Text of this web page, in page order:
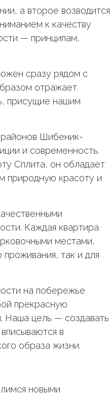
а второе возводится
к качеству
— принципам,
сразу рядом с
отражает
присущие нашим
районов Шибеник-
и современность.
Сплита, он обладает
природную красоту и
Каждая квартира
местами,
так и для
на побережье
прекрасную
Наша цель — создавать
в
образа жизни.
новыми